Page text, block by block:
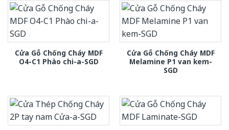
Cửa Gỗ Chống Cháy MDF
O4-C1 Phào chi-a-SGD
Cửa Gỗ Chống Cháy MDF
Melamine P1 van kem-
SGD